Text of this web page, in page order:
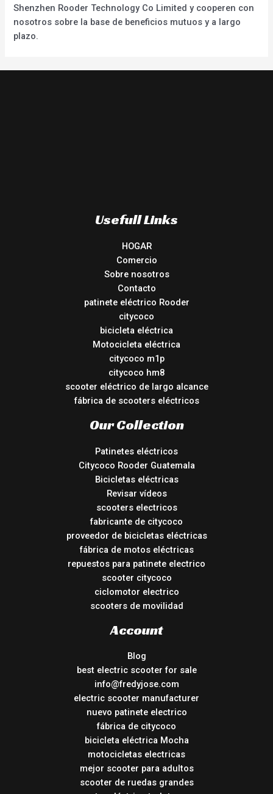
Shenzhen Rooder Technology Co Limited y cooperen con
nosotros sobre la base de beneficios mutuos y a largo
plazo.
Usefull Links
HOGAR
Comercio
Sobre nosotros
Contacto
patinete eléctrico Rooder
citycoco
bicicleta eléctrica
Motocicleta eléctrica
citycoco m1p
citycoco hm8
scooter eléctrico de largo alcance
fábrica de scooters eléctricos
Our Collection
Patinetes eléctricos
Citycoco Rooder Guatemala
Bicicletas eléctricas
Revisar vídeos
scooters electricos
fabricante de citycoco
proveedor de bicicletas eléctricas
fábrica de motos eléctricas
repuestos para patinete electrico
scooter citycoco
ciclomotor electrico
scooters de movilidad
Account
Blog
best electric scooter for sale
info@fredyjose.com
electric scooter manufacturer
nuevo patinete electrico
fábrica de citycoco
bicicleta eléctrica Mocha
motocicletas electricas
mejor scooter para adultos
scooter de ruedas grandes